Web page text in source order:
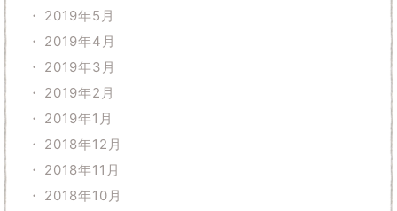
2019年5月
2019年4月
2019年3月
2019年2月
2019年1月
2018年12月
2018年11月
2018年10月